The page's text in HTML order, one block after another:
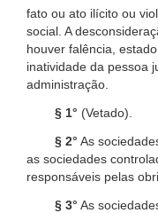
fato ou ato ilícito ou
social. A
houver falência,
inatividade da pessoa
administração.
§ 1° (Vetado).
§ 2° As
as sociedades
responsáveis pelas
§ 3° As